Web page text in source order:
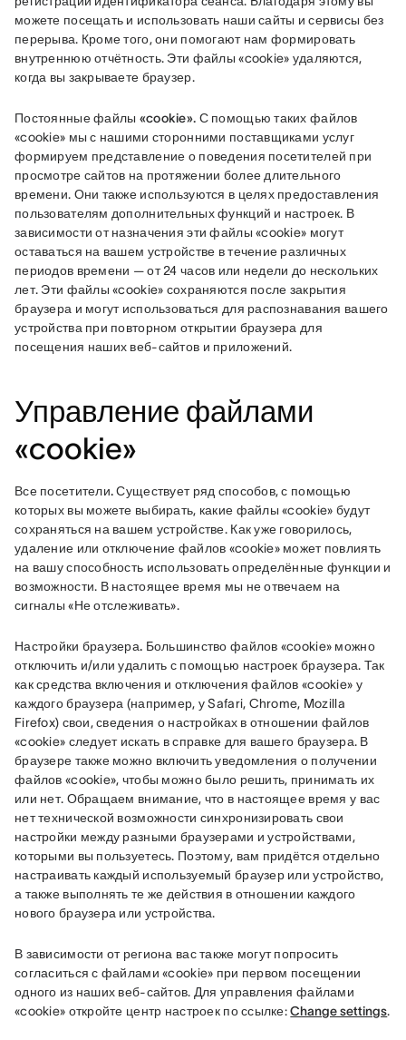
можете посещать и использовать наши сайты и сервисы без
перерыва. Кроме того, они помогают нам формировать
внутреннюю отчётность. Эти файлы «cookie» удаляются,
когда вы закрываете браузер.
Постоянные файлы «cookie». С помощью таких файлов
«cookie» мы с нашими сторонними поставщиками услуг
формируем представление о поведения посетителей при
просмотре сайтов на протяжении более длительного
времени. Они также используются в целях предоставления
пользователям дополнительных функций и настроек. В
зависимости от назначения эти файлы «cookie» могут
оставаться на вашем устройстве в течение различных
периодов времени — от 24 часов или недели до нескольких
лет. Эти файлы «cookie» сохраняются после закрытия
браузера и могут использоваться для распознавания вашего
устройства при повторном открытии браузера для
посещения наших веб-сайтов и приложений.
Управление файлами
«cookie»
Все посетители. Существует ряд способов, с помощью
которых вы можете выбирать, какие файлы «cookie» будут
сохраняться на вашем устройстве. Как уже говорилось,
удаление или отключение файлов «cookie» может повлиять
на вашу способность использовать определённые функции и
возможности. В настоящее время мы не отвечаем на
сигналы «Не отслеживать».
Настройки браузера. Большинство файлов «cookie» можно
отключить и/или удалить с помощью настроек браузера. Так
как средства включения и отключения файлов «cookie» у
каждого браузера (например, у Safari, Chrome, Mozilla
Firefox) свои, сведения о настройках в отношении файлов
«cookie» следует искать в справке для вашего браузера. В
браузере также можно включить уведомления о получении
файлов «cookie», чтобы можно было решить, принимать их
или нет. Обращаем внимание, что в настоящее время у вас
нет технической возможности синхронизировать свои
настройки между разными браузерами и устройствами,
которыми вы пользуетесь. Поэтому, вам придётся отдельно
настраивать каждый используемый браузер или устройство,
а также выполнять те же действия в отношении каждого
нового браузера или устройства.
В зависимости от региона вас также могут попросить
согласиться с файлами «cookie» при первом посещении
одного из наших веб-сайтов. Для управления файлами
«cookie» откройте центр настроек по ссылке: Change settings.